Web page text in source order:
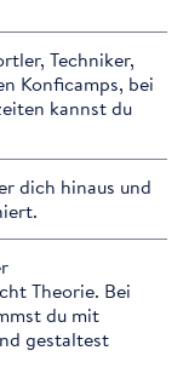
Techniker,
Konficamps, bei
kannst du
dich hinaus und
Theorie. Bei
du mit
gestaltest